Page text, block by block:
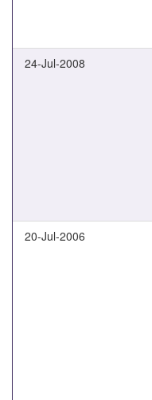
24-Jul-2008
20-Jul-2006